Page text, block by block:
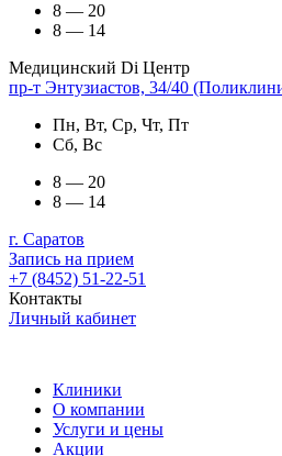
8 — 20
8 — 14
Медицинский Di Центр
пр-т Энтузиастов, 34/40
Пн, Вт, Ср, Чт, Пт
Сб, Вс
8 — 20
8 — 14
г. Саратов
Запись на прием
+7 (8452) 51-22-51
Контакты
Личный кабинет
Клиники
О компании
Услуги и цены
Акции